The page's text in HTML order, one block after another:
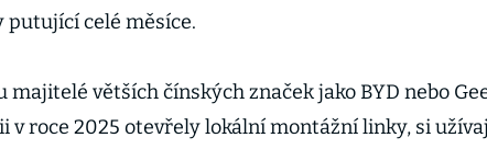
putující celé měsíce.
větších čínských značek jako BYD nebo
v roce 2025 otevřely lokální montážní linky, si